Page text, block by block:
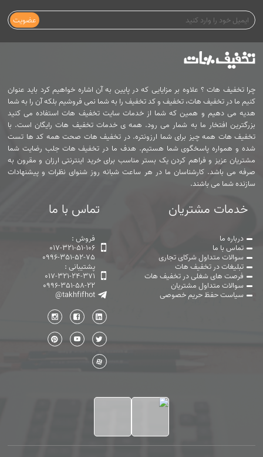
عضویت
چرا تخفیف هات ؟ علاوه بر مزایایی که در پایین به آن اشاره خواهیم کرد باید عنوان
کنیم ما در تخفیف هات، تخفیف و کد تخفیف را به شما نمی فروشیم بلکه آن را به شما
هدیه می دهیم و همین که شما از خدمات سایت تخفیف هات استفاده می کنید
بزرگترین افتخار ما به شمار می رود. همه ی خدمات تخفیف هات رایگان است. با
تخفیف هات همه چیز برای شما ارزونتره. در تخفیف هات صحت همه کد ها تست
شده و همواره پاسخگوی شما هستیم. هدف ما در تخفیف هات جلب رضایت شما
مشتریان عزیز و فراهم کردن یک بستر مناسب برای خرید اینترنتی ارزان و مقرون به
صرفه می باشد. کارشناسان ما در هر ساعت شبانه روز شنوای نظرات و پیشنهادات
سازنده شما می باشند.
خدمات مشتریان
درباره ما
تماس با ما
سوالات متداول شرکای تجاری
تبلیغات در تخفیف هات
فرصت های شغلی در تخفیف هات
سوالات متداول مشتریان
سیاست حفظ حریم خصوصی
تماس با ما
فروش :
017-321-51-106
0996-351-52-75
پشتیبانی :
017-321-24-371
0996-351-58-22
@takhfifhot